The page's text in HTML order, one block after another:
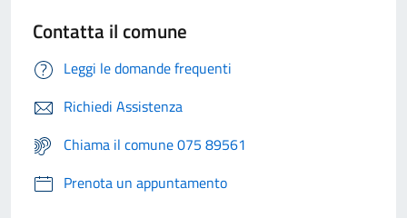
Contatta il comune
Leggi le domande frequenti
Richiedi Assistenza
Chiama il comune 075 89561
Prenota un appuntamento